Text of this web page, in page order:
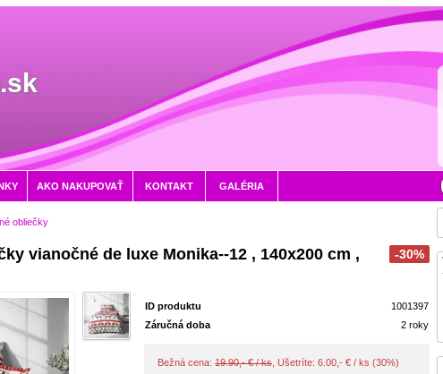
AKO NAKUPOVAŤ KONTAKT GALÉRIA
obliečky
-30%
vianočné de luxe Monika--12 , 140x200 cm ,
ID produktu
1001397
Záručná doba
2 roky
Bežná cena:19.90,- € / ks , Ušetríte: 6.00,- € / ks (30%)